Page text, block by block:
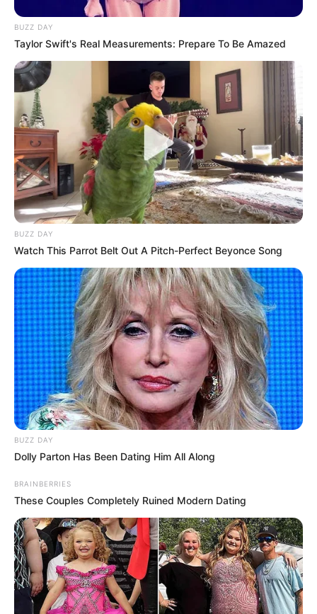
BUZZ DAY
Taylor Swift's Real Measurements: Prepare To Be Amazed
BUZZ DAY
Watch This Parrot Belt Out A Pitch-Perfect Beyonce Song
BUZZ DAY
Dolly Parton Has Been Dating Him All Along
BRAINBERRIES
These Couples Completely Ruined Modern Dating